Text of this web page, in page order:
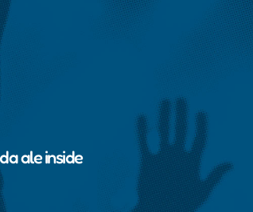
ale inside